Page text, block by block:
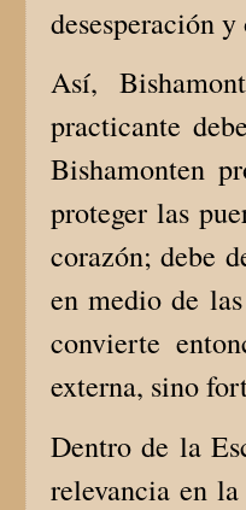
desesperación
Así,
practicante
Bishamonten
proteger las
corazón; debe
en medio de
convierte
externa, sino
Dentro de la
relevancia en